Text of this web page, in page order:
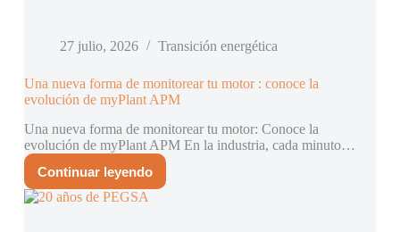
27 julio, 2026 Transición energética
Una nueva forma de monitorear tu motor : conoce la
evolución de myPlant APM
Una nueva forma de monitorear tu motor: Conoce la
evolución de myPlant APM En la industria, cada minuto…
Continuar leyendo